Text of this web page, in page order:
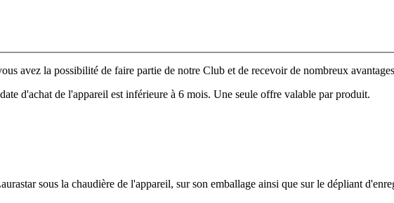
avez la possibilité de faire partie de notre Club et de recevoir de nombreux
d'achat de l'appareil est inférieure à 6 mois. Une seule offre valable par produit.
sous la chaudière de l'appareil, sur son emballage ainsi que sur le dépliant